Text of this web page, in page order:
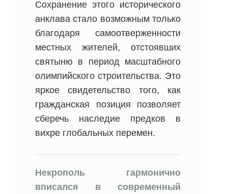
Сохранение этого исторического
анклава стало возможным только
благодаря самоотверженности
местных жителей, отстоявших
святыню в период масштабного
олимпийского строительства. Это
яркое свидетельство того, как
гражданская позиция позволяет
сберечь наследие предков в
вихре глобальных перемен.
Некрополь гармонично
вписался в современный